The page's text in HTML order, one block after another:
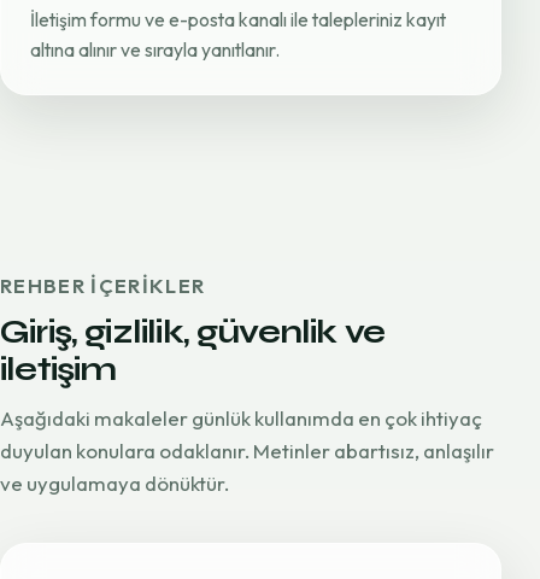
İletişim formu ve e-posta kanalı ile talepleriniz kayıt
altına alınır ve sırayla yanıtlanır.
REHBER IÇERIKLER
Giriş, gizlilik, güvenlik ve
iletişim
Aşağıdaki makaleler günlük kullanımda en çok ihtiyaç
duyulan konulara odaklanır. Metinler abartısız, anlaşılır
ve uygulamaya dönüktür.